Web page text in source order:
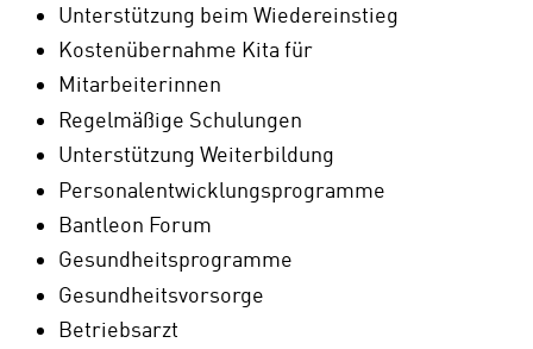
Unterstützung beim Wiedereinstieg
Kostenübernahme Kita für
Mitarbeiterinnen
Regelmäßige Schulungen
Unterstützung Weiterbildung
Personalentwicklungsprogramme
Bantleon Forum
Gesundheitsprogramme
Gesundheitsvorsorge
Betriebsarzt